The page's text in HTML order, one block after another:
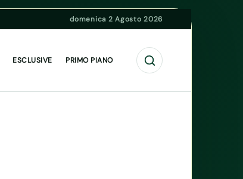
domenica 2 Agosto 2026
ESCLUSIVE PRIMO PIANO Cerca